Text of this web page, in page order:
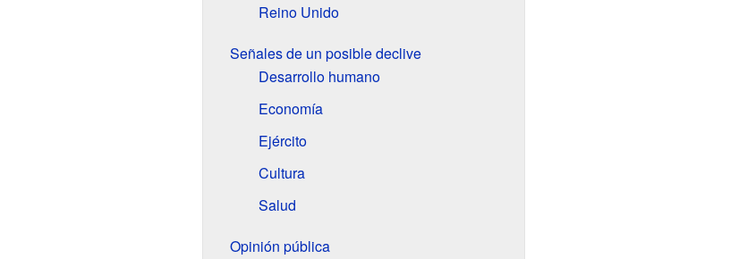
Reino Unido
Señales de un posible declive
Desarrollo humano
Economía
Ejército
Cultura
Salud
Opinión pública